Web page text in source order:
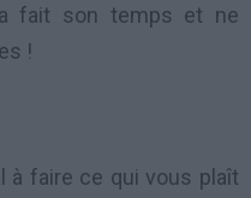
fait son temps et ne
!
à faire ce qui vous plaît